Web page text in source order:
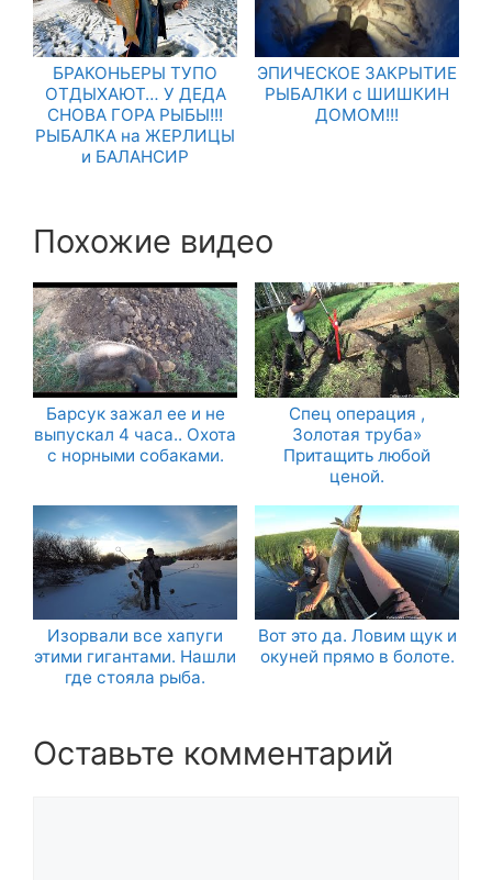
БРАКОНЬЕРЫ ТУПО
ОТДЫХАЮТ… У ДЕДА
СНОВА ГОРА РЫБЫ!!!
РЫБАЛКА на ЖЕРЛИЦЫ
и БАЛАНСИР
ЭПИЧЕСКОЕ ЗАКРЫТИЕ
РЫБАЛКИ с ШИШКИН
ДОМОМ!!!
Похожие видео
Барсук зажал ее и не
выпускал 4 часа.. Охота
с норными собаками.
Спец операция ,
Золотая труба»
Притащить любой
ценой.
Изорвали все хапуги
этими гигантами. Нашли
где стояла рыба.
Вот это да. Ловим щук и
окуней прямо в болоте.
Оставьте комментарий